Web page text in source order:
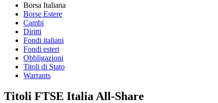
Borsa Italiana
Borse Estere
Cambi
Diritti
Fondi italiani
Fondi esteri
Obbligazioni
Titoli di Stato
Warrants
Titoli FTSE Italia All-Share